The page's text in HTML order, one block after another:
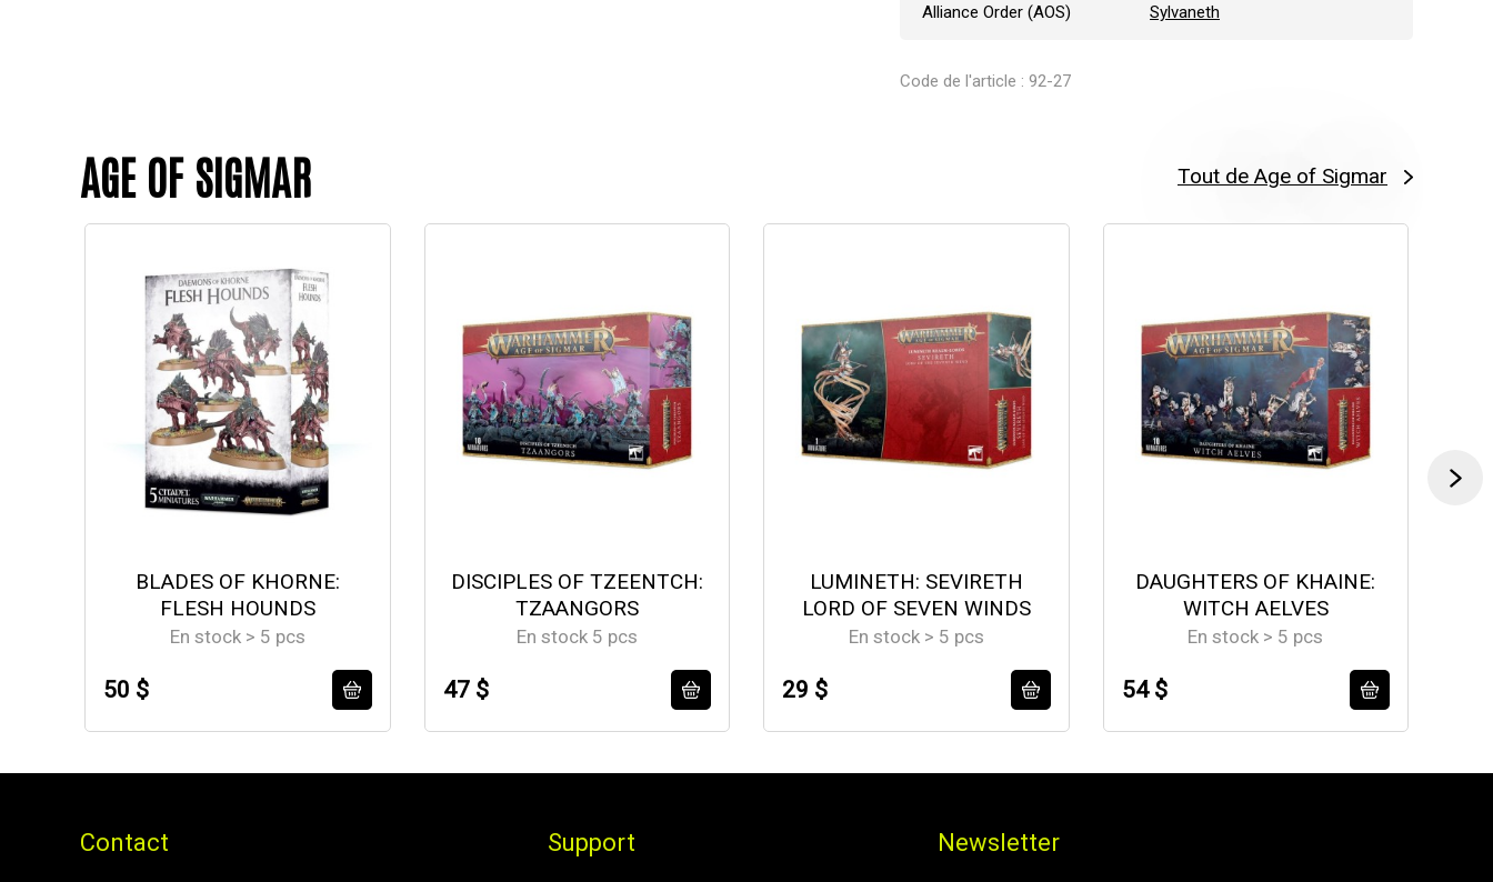
Alliance Order (AOS) Sylvaneth
Code de l'article : 92-27
AGE OF SIGMAR Tout de Age of Sigmar
BLADES OF KHORNE:
FLESH HOUNDS
En stock > 5 pcs
50 $
DISCIPLES OF TZEENTCH:
TZAANGORS
En stock 5 pcs
47 $
LUMINETH: SEVIRETH
LORD OF SEVEN WINDS
En stock > 5 pcs
29 $
DAUGHTERS OF KHAINE:
WITCH AELVES
En stock > 5 pcs
54 $
Contact Support Newsletter